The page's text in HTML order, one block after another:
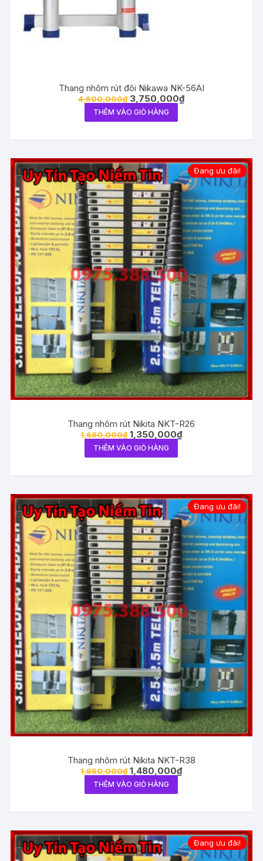
Thang nhôm rút đôi Nikawa NK-56AI
4,600,000₫ 3,750,000₫
THÊM VÀO GIỎ HÀNG
Đang ưu đãi!
Thang nhôm rút Nikita NKT-R26
1,680,000₫ 1,350,000₫
THÊM VÀO GIỎ HÀNG
Đang ưu đãi!
Thang nhôm rút Nikita NKT-R38
1,950,000₫ 1,480,000₫
THÊM VÀO GIỎ HÀNG
Đang ưu đãi!